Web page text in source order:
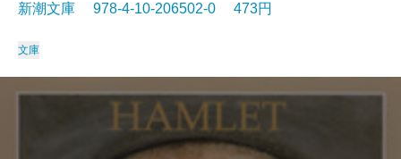
新潮文庫 978-4-10-206502-0 473円
文庫